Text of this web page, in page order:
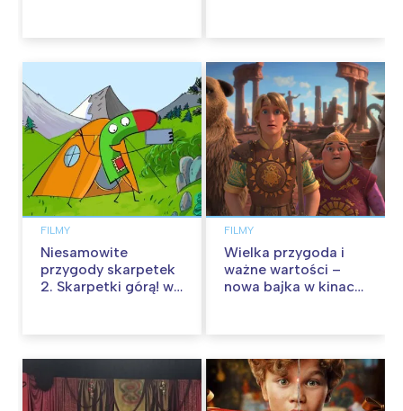
FILMY
Niesamowite
przygody skarpetek
2. Skarpetki górą! w
FILMY
Wielka przygoda i
ważne wartości –
nowa bajka w kinach